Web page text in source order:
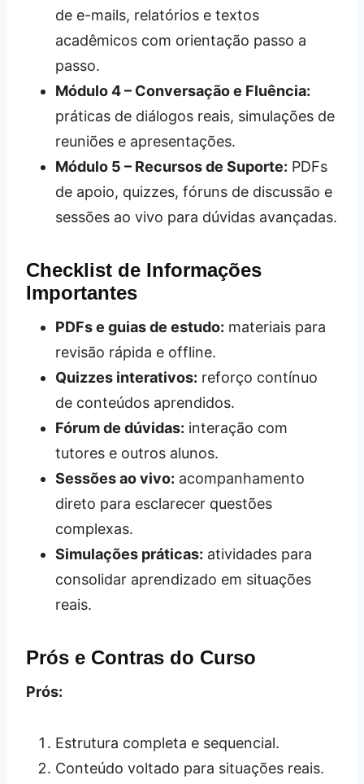
de e-mails, relatórios e textos
acadêmicos com orientação passo a
passo.
Módulo 4 – Conversação e Fluência:
práticas de diálogos reais, simulações de
reuniões e apresentações.
Módulo 5 – Recursos de Suporte: PDFs
de apoio, quizzes, fóruns de discussão e
sessões ao vivo para dúvidas avançadas.
Checklist de Informações
Importantes
PDFs e guias de estudo: materiais para
revisão rápida e offline.
Quizzes interativos: reforço contínuo
de conteúdos aprendidos.
Fórum de dúvidas: interação com
tutores e outros alunos.
Sessões ao vivo: acompanhamento
direto para esclarecer questões
complexas.
Simulações práticas: atividades para
consolidar aprendizado em situações
reais.
Prós e Contras do Curso
Prós:
Estrutura completa e sequencial.
Conteúdo voltado para situações reais.